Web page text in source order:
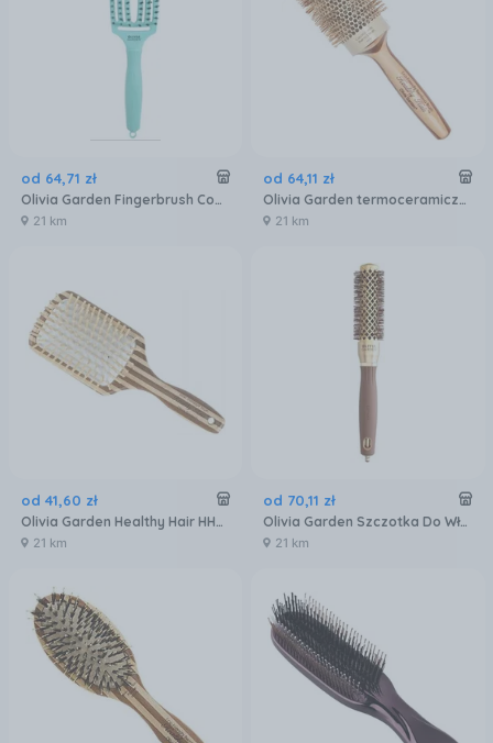
od 64,71 zł
Olivia Garden Fingerbrush Combo M Mint
21 km
od 64,11 zł
Olivia Garden termoceramiczna szczotka bambusowa do stylizacji 53/70 mm
21 km
od 41,60 zł
Olivia Garden Healthy Hair HH4 Large Paddle szczotka
21 km
od 70,11 zł
Olivia Garden Szczotka Do Włosów Expert Blowout Shine Wavy Bristles 25 Mm
21 km